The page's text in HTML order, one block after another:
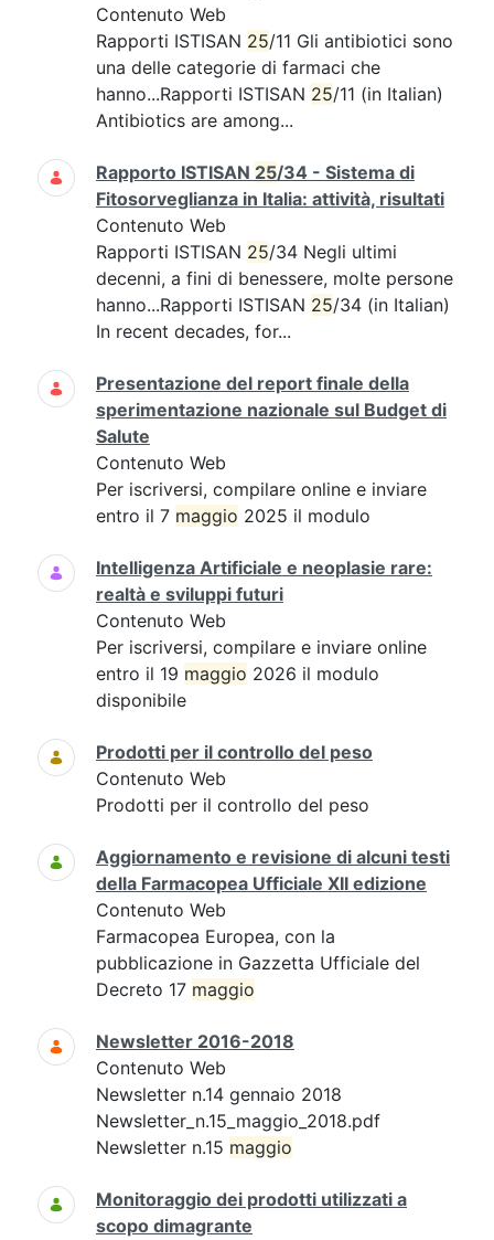
Contenuto Web
Rapporti ISTISAN 25/11 Gli antibiotici sono
una delle categorie di farmaci che
hanno...Rapporti ISTISAN 25/11 (in Italian)
Antibiotics are among...
Rapporto ISTISAN 25/34 - Sistema di
Fitosorveglianza in Italia: attività, risultati
Contenuto Web
Rapporti ISTISAN 25/34 Negli ultimi
decenni, a fini di benessere, molte persone
hanno...Rapporti ISTISAN 25/34 (in Italian)
In recent decades, for...
Presentazione del report finale della
sperimentazione nazionale sul Budget di
Salute
Contenuto Web
Per iscriversi, compilare online e inviare
entro il 7 maggio 2025 il modulo
Intelligenza Artificiale e neoplasie rare:
realtà e sviluppi futuri
Contenuto Web
Per iscriversi, compilare e inviare online
entro il 19 maggio 2026 il modulo
disponibile
Prodotti per il controllo del peso
Contenuto Web
Prodotti per il controllo del peso
Aggiornamento e revisione di alcuni testi
della Farmacopea Ufficiale XII edizione
Contenuto Web
Farmacopea Europea, con la
pubblicazione in Gazzetta Ufficiale del
Decreto 17 maggio
Newsletter 2016-2018
Contenuto Web
Newsletter n.14 gennaio 2018
Newsletter_n.15_maggio_2018.pdf
Newsletter n.15 maggio
Monitoraggio dei prodotti utilizzati a
scopo dimagrante